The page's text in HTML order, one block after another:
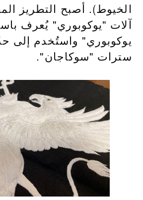
الخيوط). أصبح التطريز
آلات "يوكوبوري" يُعرف
يوكوبوري" واستُخدم إلى
سترات "سوكاجان".